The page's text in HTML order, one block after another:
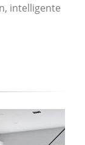
intelligente